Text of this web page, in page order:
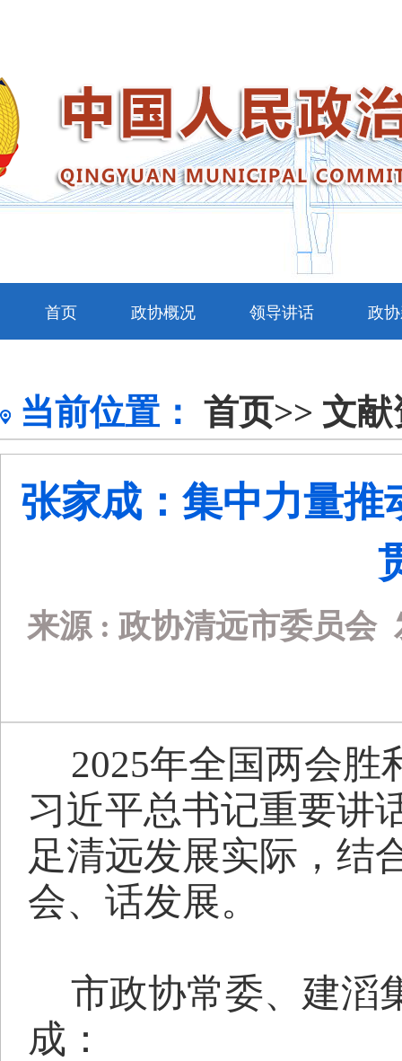
首页 政协概况 领导讲话 政
当前位置： 首页>> 文献
张家成：集中力量推
来源 : 政协清远市委员会
2025年全国两会胜
习近平总书记重要讲
足清远发展实际，结
会、话发展。
市政协常委、建滔
成：